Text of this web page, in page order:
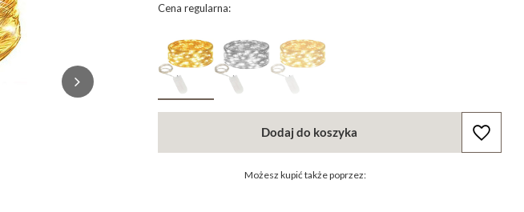
Cena regularna:
Dodaj do koszyka
Możesz kupić także poprzez: